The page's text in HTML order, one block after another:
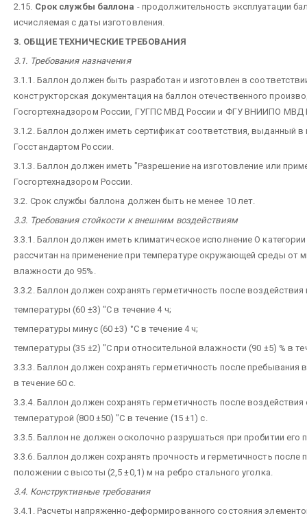
2.15. Срок службы баллона - продолжительность эксплуатации
исчисляемая с даты изготовления.
3. ОБЩИЕ ТЕХНИЧЕСКИЕ ТРЕБОВАНИЯ
3.1. Требования назначения
3.1.1. Баллон должен быть разработан и изготовлен в
конструкторская документация на баллон отечественного
Госгортехнадзором России, ГУГПС МВД России и ФГУ ВНИИПО МВД
3.1.2. Баллон должен иметь сертификат соответствия, выданный в
Госстандартом России.
3.1.3. Баллон должен иметь "Разрешение на изготовление или
Госгортехнадзором России.
3.2. Срок службы баллона должен быть не менее 10 лет.
3.3. Требования стойкости к внешним воздействиям
3.3.1. Баллон должен иметь климатическое исполнение О
рассчитан на применение при температуре окружающей среды от
влажности до 95%.
3.3.2. Баллон должен сохранять герметичность после
температуры (60 ±3) "С в течение 4 ч;
температуры минус (60 ±3) °С в течение 4 ч;
температуры (35 ±2) "С при относительной влажности (90 ±5) % в
3.3.3. Баллон должен сохранять герметичность после пребывания
в течение 60 с.
3.3.4. Баллон должен сохранять герметичность после
температурой (800 ±50) "С в течение (15 ±1) с.
3.3.5. Баллон не должен осколочно разрушаться при пробитии его
3.3.6. Баллон должен сохранять прочность и герметичность после
положении с высоты (2,5 ±0,1) м на ребро стального уголка.
3.4. Конструктивные требования
3.4.1. Расчеты напряженно-деформированного состояния